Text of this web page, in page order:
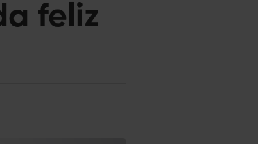
feliz